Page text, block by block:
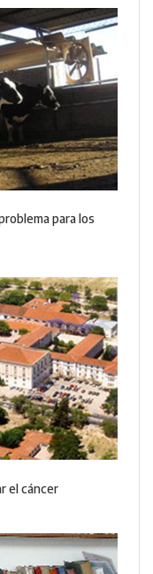
para los
el cáncer